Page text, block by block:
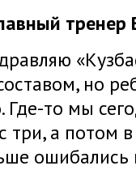
тренер
но
Где-то мы
три, а потом
ошибались